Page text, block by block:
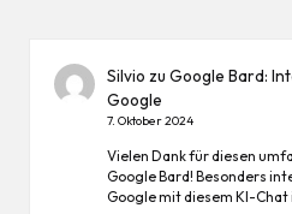
Silvio zuGoogle Bard:
Google
7. Oktober 2024
Vielen Dank für diesen
Google Bard! Besonders
Google mit diesem KI-Chat